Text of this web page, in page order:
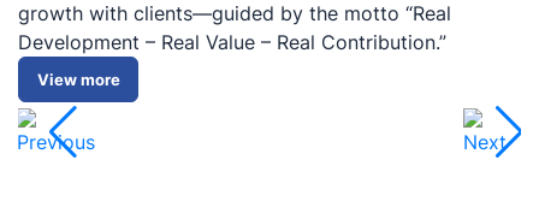
growth with clients—guided by the motto “Real
Development – Real Value – Real Contribution.”
View more